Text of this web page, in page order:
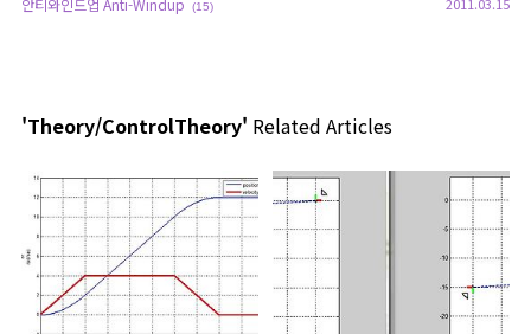
안티와인드업 Anti-Windup (15)
'Theory/ControlTheory' Related Articles